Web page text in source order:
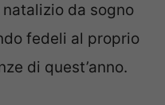
da sogno
fedeli al proprio
di quest’anno.